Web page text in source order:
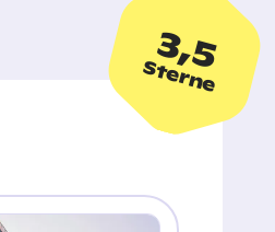
3,5
Sterne